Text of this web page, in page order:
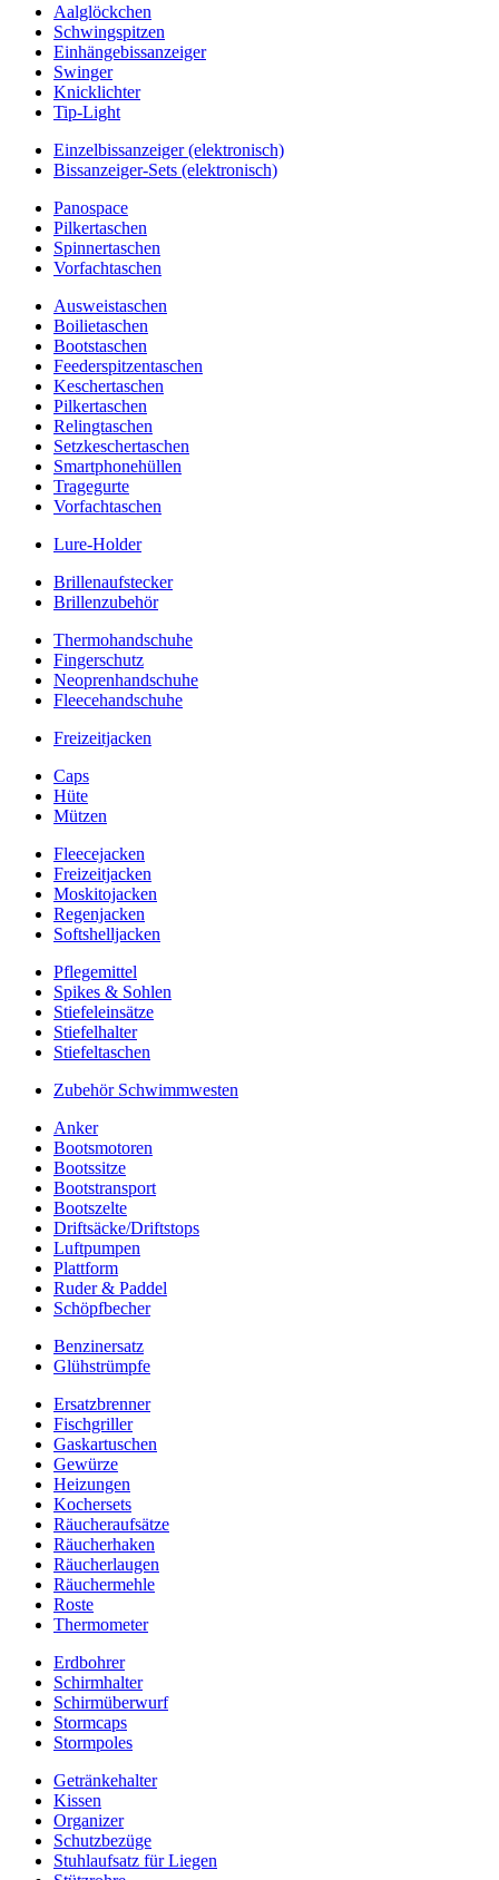
Aalglöckchen
Schwingspitzen
Einhängebissanzeiger
Swinger
Knicklichter
Tip-Light
Einzelbissanzeiger (elektronisch)
Bissanzeiger-Sets (elektronisch)
Panospace
Pilkertaschen
Spinnertaschen
Vorfachtaschen
Ausweistaschen
Boilietaschen
Bootstaschen
Feederspitzentaschen
Keschertaschen
Pilkertaschen
Relingtaschen
Setzkeschertaschen
Smartphonehüllen
Tragegurte
Vorfachtaschen
Lure-Holder
Brillenaufstecker
Brillenzubehör
Thermohandschuhe
Fingerschutz
Neoprenhandschuhe
Fleecehandschuhe
Freizeitjacken
Caps
Hüte
Mützen
Fleecejacken
Freizeitjacken
Moskitojacken
Regenjacken
Softshelljacken
Pflegemittel
Spikes & Sohlen
Stiefeleinsätze
Stiefelhalter
Stiefeltaschen
Zubehör Schwimmwesten
Anker
Bootsmotoren
Bootssitze
Bootstransport
Bootszelte
Driftsäcke/Driftstops
Luftpumpen
Plattform
Ruder & Paddel
Schöpfbecher
Benzinersatz
Glühstrümpfe
Ersatzbrenner
Fischgriller
Gaskartuschen
Gewürze
Heizungen
Kochersets
Räucheraufsätze
Räucherhaken
Räucherlaugen
Räuchermehle
Roste
Thermometer
Erdbohrer
Schirmhalter
Schirmüberwurf
Stormcaps
Stormpoles
Getränkehalter
Kissen
Organizer
Schutzbezüge
Stuhlaufsatz für Liegen